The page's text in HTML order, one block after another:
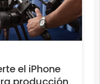
el iPhone